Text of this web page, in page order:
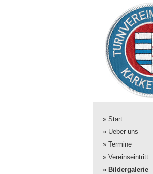
» Start
» Ueber uns
» Termine
» Vereinseintritt
» Bildergalerie